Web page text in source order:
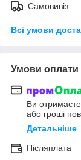
Самовивіз
Всі умови
Умови оплати
Ви
або гроші
Детальніше
Післяплата